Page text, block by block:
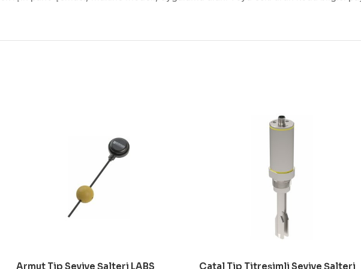
Armut Tip Seviye Şalteri LABS Çatal Tip Titreşimli Seviye Şalteri